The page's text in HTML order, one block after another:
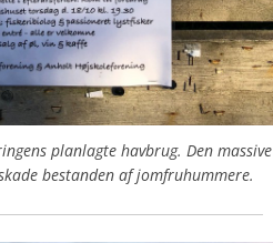
planlagte havbrug. Den massive
bestanden af jomfruhummere.